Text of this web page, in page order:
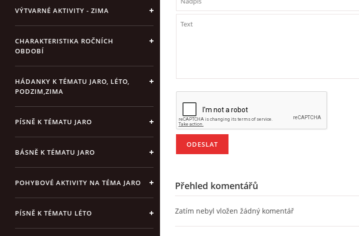
VÝTVARNÉ AKTIVITY - ZIMA
CHARAKTERISTIKA ROČNÍCH
OBDOBÍ
HÁDANKY K TÉMATU JARO, LÉTO,
PODZIM,ZIMA
PÍSNĚ K TÉMATU JARO
BÁSNĚ K TÉMATU JARO
POHYBOVÉ AKTIVITY NA TÉMA JARO
PÍSNĚ K TÉMATU LÉTO
Přehled komentářů
Zatím nebyl vložen žádný komentář